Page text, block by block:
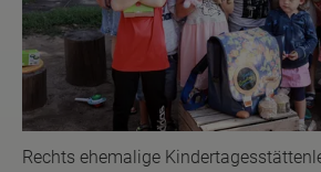
Rechts ehemalige